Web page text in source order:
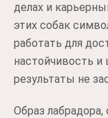
делах и
этих собак
работать для
настойчивость и
результаты не
Образ